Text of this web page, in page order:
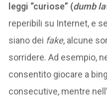
leggi “curiose” (dumb
reperibili su Internet, e
siano dei fake, alcune
sorridere. Ad esempio,
consentito giocare a
consecutive, mentre